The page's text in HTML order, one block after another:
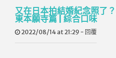
又在日本拍結婚紀念照了
東本願寺篇 | 綜合口味
2022/08/14 at 21:29 - 回覆